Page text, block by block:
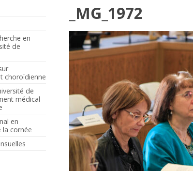
en
de
choroïdienne
de
médical
en
la cornée
_MG_1972